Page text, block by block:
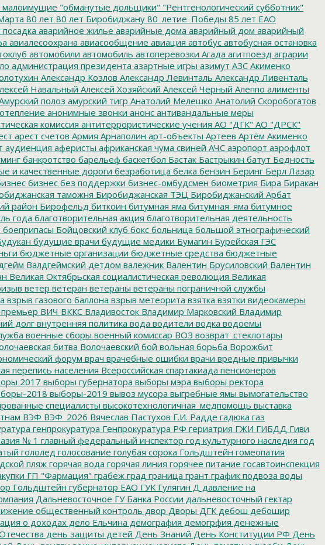
малоимущие "обманутые дольщики" "Рентгенологический субботник"
80 лет 80 лет Биробиджану 80_летие_Победы 85 лет ЕАО
аварийное жилье аварийные дома аварийный дом аварийный
авиалесоохрана авиасообщение авиация автобус автобусная остановка
автомобили автомобиль автоперевозки Агада агитпоезд аграрии
администрация президента азартные игры азимут АЗС Акименко
Александр Козлов Александр Левинталь Александр Ливенталь
Навальный Алексей Хозяйский Алексей Черный Алеппо алименты
полоз амурский тигр Анатолий Мелешко Анатолий Скоробогатов
анонимные звонки анонс антивандальные меры
комиссия антитеррористические учения АО "ДГК" АО "ДРСК"
арест счетов Армия Арнаполин арт-объекты Артеев Артём Акименко
аудиенция аферисты африканская чума свиней АЧС аэропорт аэрофлот
банкротство барельеф баскетбол Бастак Бастрыкин батут Бедность
и качественные дороги безработица белка бензин Беринг Берл Лазар
бизнес без поддержки бизнес-омбудсмен биометрия Бира Биракан
таможня Биробиджанская ТЭЦ Биробиджанский Арбат
район Бирофельд биткоин битумная яма битумная_яма битумное
года благотворительная акция благотворительная деятельность
боеприпасы Бойцовский клуб бокс больница большой этнографический
будущие врачи будущие медики Бумагин Бурейская ГЭС
бюджетные организации бюджетные средства бюджетные
Валдгеймский детдом валежник Валентин Брусиловский Валентин
Великая Октябрьская социалистическая революция Великая
ветер ветеран ветераны ветераны пограничной службы
взрыв газового баллона взрыв метеорита взятка взятки видеокамеры
ВИЧ ВККС Владивосток Владимир Марковский Владимир
долг внутренняя политика вода водители водка водоемы
военные сборы военный комиссар ВОЗ возврат_стеклотары
битва Волочаевский бой вольная борьба Ворожбит
форум врач врачебные ошибки врачи вредные привычки
перепись населения Всероссийская спартакиада пенсионеров
2017 выборы губернатора выборы мэра выборы ректора
2018 выборы-2019 вывоз мусора выгребные ямы вымогательство
специалисты высокотехнологичная_медпомощь выставка
ВЭФ ВЭФ_2026 Вячеслав Пастухов Г.И. Радде гадюка газ
генпрокуратура Генпрокуратура РФ гериатрия ГЖИ ГИБДД Гиви
№ 1 главный федеральный инспектор год культурного наследия год
гололед голосование голубая сорока Гольдштейн гомеопатия
пляж горячая вода горячая линия горячее питание госавтоинспекция
ГП "Фармация" грабеж град граница грант график подвоза воды
Гольдштейн губернатор ЕАО ГУК Гулягин Д давление на
Дальневосточное ГУ Банка России дальневосточный гектар
общественный контроль двор Дворы ДГК дебош дебошир
о доходах дело Ельчина демография демогрфия денежные
день защиты детей День Знаний День Конституции РФ День